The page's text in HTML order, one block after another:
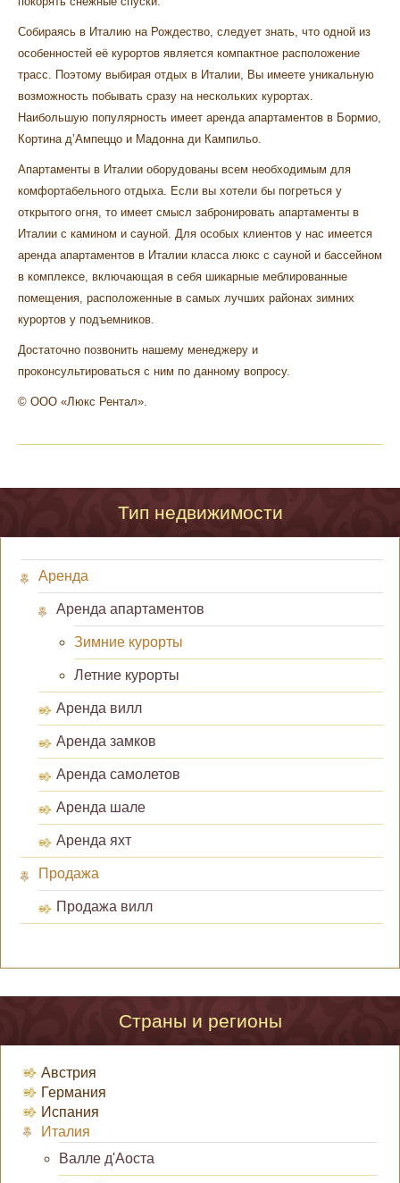
Собираясь в Италию на Рождество, следует знать, что одной из
особенностей её курортов является компактное расположение
трасс. Поэтому выбирая отдых в Италии, Вы имеете уникальную
возможность побывать сразу на нескольких курортах.
Наибольшую популярность имеет аренда апартаментов в Бормио,
Кортина д’Ампеццо и Мадонна ди Кампильо.
Апартаменты в Италии оборудованы всем необходимым для
комфортабельного отдыха. Если вы хотели бы погреться у
открытого огня, то имеет смысл забронировать апартаменты в
Италии с камином и сауной. Для особых клиентов у нас имеется
аренда апартаментов в Италии класса люкс с сауной и бассейном
в комплексе, включающая в себя шикарные меблированные
помещения, расположенные в самых лучших районах зимних
курортов у подъемников.
Достаточно позвонить нашему менеджеру и
проконсультироваться с ним по данному вопросу.
© ООО «Люкс Рентал».
Тип недвижимости
Аренда
Аренда апартаментов
Зимние курорты
Летние курорты
Аренда вилл
Аренда замков
Аренда самолетов
Аренда шале
Аренда яхт
Продажа
Продажа вилл
Страны и регионы
Австрия
Германия
Испания
Италия
Валле д'Аоста